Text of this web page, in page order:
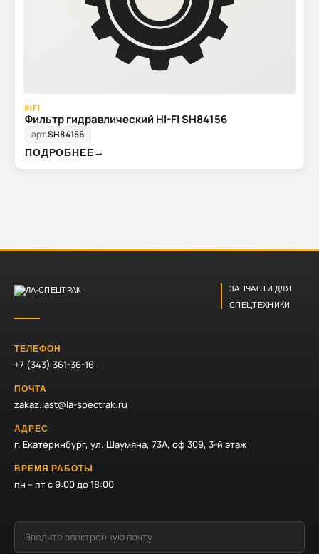
HIFI
Фильтр гидравлический HI-FI SH84156
арт.SH84156
ПОДРОБНЕЕ→
ЗАПЧАСТИ ДЛЯ
СПЕЦТЕХНИКИ
ТЕЛЕФОН
+7 (343) 361-36-16
ПОЧТА
zakaz.last@la-spectrak.ru
АДРЕС
г. Екатеринбург, ул. Шаумяна, 73А, оф 309, 3-й этаж
ВРЕМЯ РАБОТЫ
пн – пт с 9:00 до 18:00